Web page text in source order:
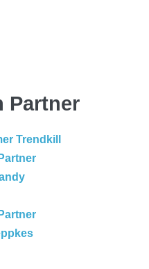
Partner